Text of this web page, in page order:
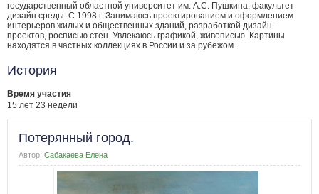
государственный областной университет им. А.С. Пушкина, факультет
дизайн среды. С 1998 г. Занимаюсь проектированием и оформлением
интерьеров жилых и общественных зданий, разработкой дизайн-
проектов, росписью стен. Увлекаюсь графикой, живописью. Картины
находятся в частных коллекциях в России и за рубежом.
История
Время участия
15 лет 23 недели
Потерянный город.
Автор: Сабакаева Елена